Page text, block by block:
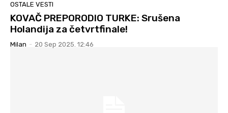
OSTALE VESTI
KOVAČ PREPORODIO TURKE: Srušena
Holandija za četvrtfinale!
Milan - 20 Sep 2025. 12:46